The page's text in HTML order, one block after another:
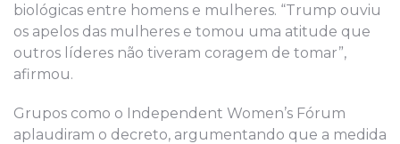
biológicas entre homens e mulheres. “Trump ouviu
os apelos das mulheres e tomou uma atitude que
outros líderes não tiveram coragem de tomar”,
afirmou.
Grupos como o Independent Women’s Fórum
aplaudiram o decreto, argumentando que a medida